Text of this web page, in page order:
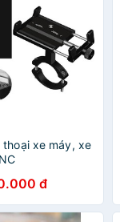
thoại xe máy, xe
đ